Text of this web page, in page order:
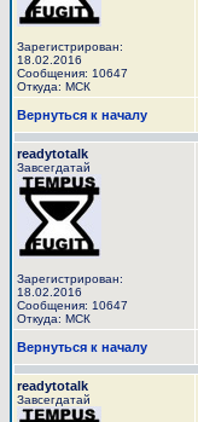
Зарегистрирован:
18.02.2016
Сообщения: 10647
Откуда: МСК
Вернуться к началу
readytotalk
Завсегдатай
Зарегистрирован:
18.02.2016
Сообщения: 10647
Откуда: МСК
Вернуться к началу
readytotalk
Завсегдатай